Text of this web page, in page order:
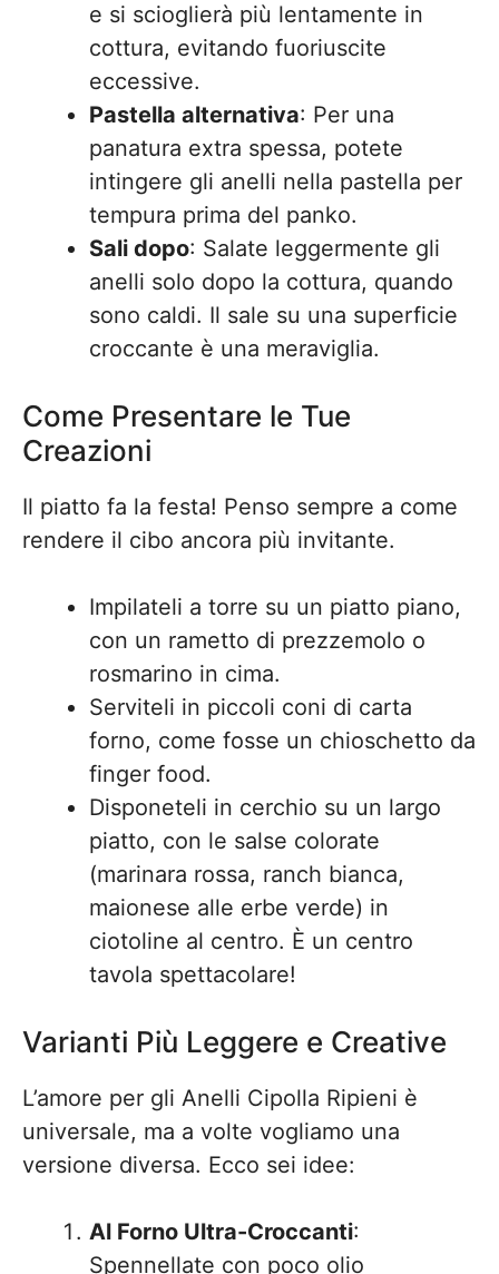
e si scioglierà più lentamente in
cottura, evitando fuoriuscite
eccessive.
Pastella alternativa: Per una
panatura extra spessa, potete
intingere gli anelli nella pastella per
tempura prima del panko.
Sali dopo: Salate leggermente gli
anelli solo dopo la cottura, quando
sono caldi. Il sale su una superficie
croccante è una meraviglia.
Come Presentare le Tue
Creazioni
Il piatto fa la festa! Penso sempre a come
rendere il cibo ancora più invitante.
Impilateli a torre su un piatto piano,
con un rametto di prezzemolo o
rosmarino in cima.
Serviteli in piccoli coni di carta
forno, come fosse un chioschetto da
finger food.
Disponeteli in cerchio su un largo
piatto, con le salse colorate
(marinara rossa, ranch bianca,
maionese alle erbe verde) in
ciotoline al centro. È un centro
tavola spettacolare!
Varianti Più Leggere e Creative
L’amore per gli Anelli Cipolla Ripieni è
universale, ma a volte vogliamo una
versione diversa. Ecco sei idee:
Al Forno Ultra-Croccanti:
Spennellate con poco olio